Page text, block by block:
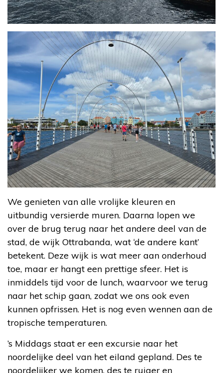
We genieten van alle vrolijke kleuren en
uitbundig versierde muren. Daarna lopen we
over de brug terug naar het andere deel van de
stad, de wijk Ottrabanda, wat ‘de andere kant’
betekent. Deze wijk is wat meer aan onderhoud
toe, maar er hangt een prettige sfeer. Het is
inmiddels tijd voor de lunch, waarvoor we terug
naar het schip gaan, zodat we ons ook even
kunnen opfrissen. Het is nog even wennen aan de
tropische temperaturen.
’s Middags staat er een excursie naar het
noordelijke deel van het eiland gepland. Des te
noordelijker we komen, des te ruiger en